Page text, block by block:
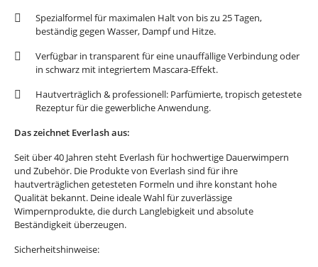
Spezialformel für maximalen Halt von bis zu 25 Tagen,
beständig gegen Wasser, Dampf und Hitze.
Verfügbar in transparent für eine unauffällige Verbindung oder
in schwarz mit integriertem Mascara-Effekt.
Hautverträglich & professionell: Parfümierte, tropisch getestete
Rezeptur für die gewerbliche Anwendung.
Das zeichnet Everlash aus:
Seit über 40 Jahren steht Everlash für hochwertige Dauerwimpern
und Zubehör. Die Produkte von Everlash sind für ihre
hautverträglichen getesteten Formeln und ihre konstant hohe
Qualität bekannt. Deine ideale Wahl für zuverlässige
Wimpernprodukte, die durch Langlebigkeit und absolute
Beständigkeit überzeugen.
Sicherheitshinweise: